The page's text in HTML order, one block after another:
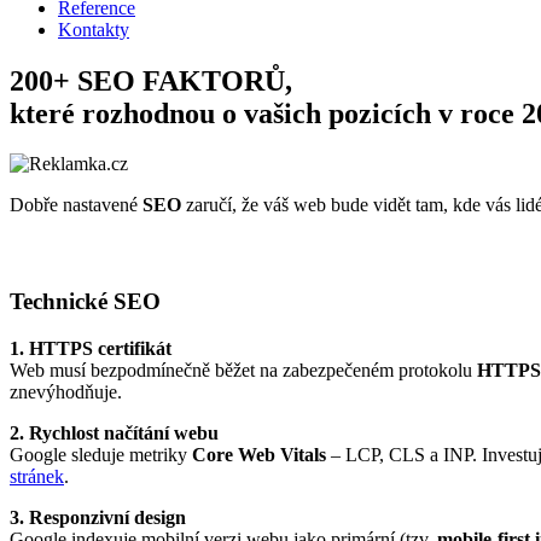
Reference
Kontakty
200+ SEO FAKTORŮ,
které rozhodnou o vašich pozicích v roce
Dobře nastavené SEO zaručí, že váš web bude vidět tam, kde vás
Technické SEO
1. HTTPS certifikát
Web musí bezpodmínečně běžet na zabezpečeném protokolu HTTPS
znevýhodňuje.
2. Rychlost načítání webu
Google sleduje metriky Core Web Vitals – LCP, CLS a INP.
stránek.
3. Responzivní design